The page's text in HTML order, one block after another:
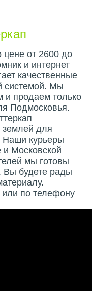
цене от 2600 до
и интернет
качественные
системой. Мы
продаем только
Подмосковья.
землей для
Наши курьеры
и Московской
мы готовы
Вы будете рады
или по телефону